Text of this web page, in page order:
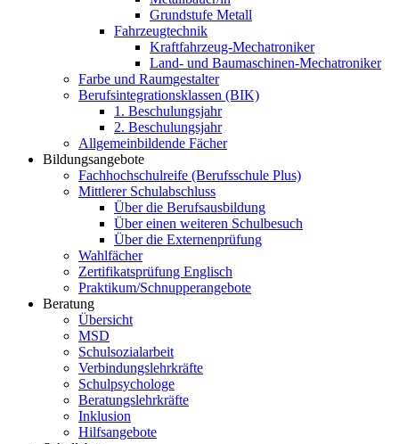
Grundstufe Metall
Fahrzeugtechnik
Kraftfahrzeug-Mechatroniker
Land- und Baumaschinen-Mechatroniker
Farbe und Raumgestalter
Berufsintegrationsklassen (BIK)
1. Beschulungsjahr
2. Beschulungsjahr
Allgemeinbildende Fächer
Bildungsangebote
Fachhochschulreife (Berufsschule Plus)
Mittlerer Schulabschluss
Über die Berufsausbildung
Über einen weiteren Schulbesuch
Über die Externenprüfung
Wahlfächer
Zertifikatsprüfung Englisch
Praktikum/Schnupperangebote
Beratung
Übersicht
MSD
Schulsozialarbeit
Verbindungslehrkräfte
Schulpsychologe
Beratungslehrkräfte
Inklusion
Hilfsangebote